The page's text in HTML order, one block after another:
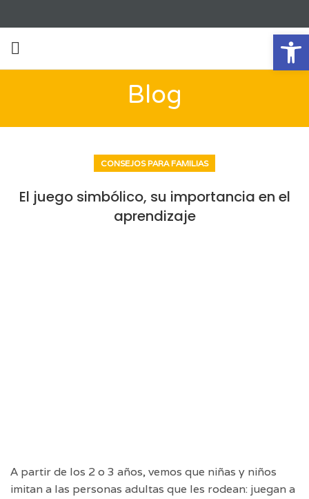
Blog
CONSEJOS PARA FAMILIAS
El juego simbólico, su importancia en el
aprendizaje
A partir de los 2 o 3 años, vemos que niñas y niños
imitan a las personas adultas que les rodean: juegan a